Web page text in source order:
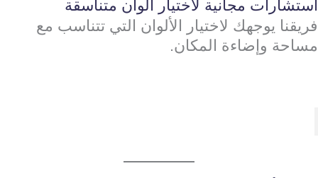
استشارات مجانية لاختيار ألوان متناسقة
فريقنا يوجهك لاختيار الألوان التي تتناسب مع
مساحة وإضاءة المكان.